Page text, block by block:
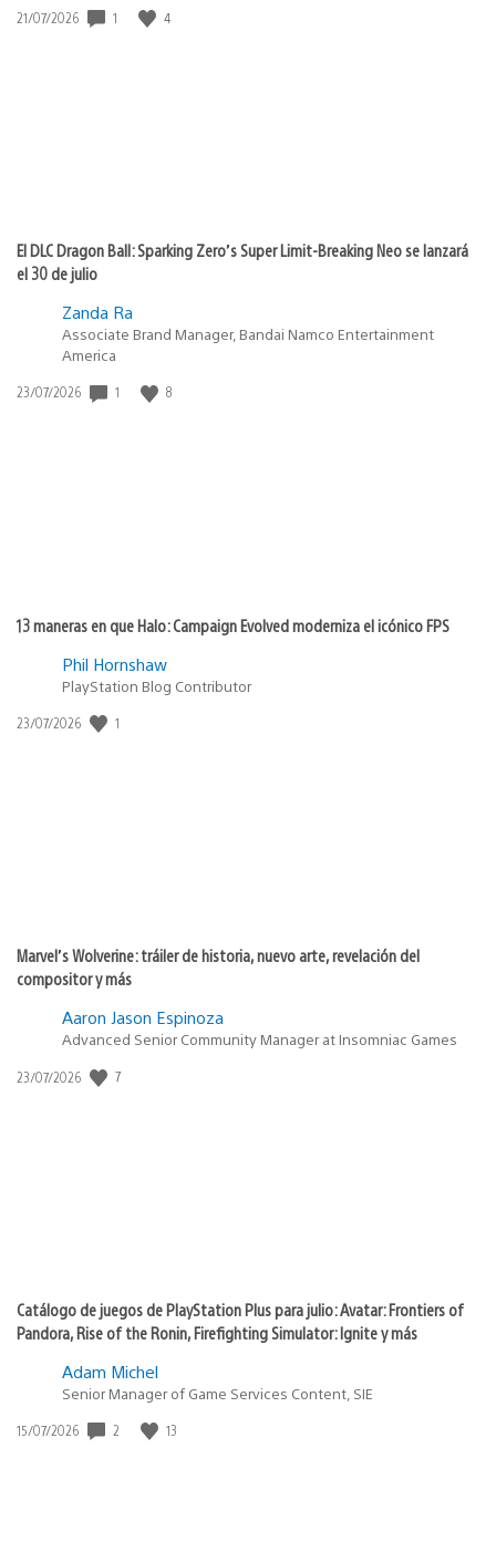
Fecha
21/07/2026 1 4
El DLC Dragon Ball: Sparking Zero’s Super Limit-Breaking Neo se lanzará
el 30 de julio
Zanda Ra
Associate Brand Manager, Bandai Namco Entertainment
America
Fecha
23/07/2026 1 8
13 maneras en que Halo: Campaign Evolved moderniza el icónico FPS
Phil Hornshaw
PlayStation Blog Contributor
Fecha
23/07/2026 1
Marvel’s Wolverine: tráiler de historia, nuevo arte, revelación del
compositor y más
Aaron Jason Espinoza
Advanced Senior Community Manager at Insomniac Games
Fecha
23/07/2026 7
Catálogo de juegos de PlayStation Plus para julio: Avatar: Frontiers of
Pandora, Rise of the Ronin, Firefighting Simulator: Ignite y más
Adam Michel
Senior Manager of Game Services Content, SIE
Fecha
15/07/2026 2 13